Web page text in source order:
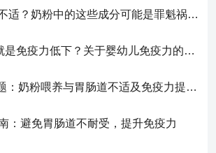
宝宝胃肠道不适？奶粉中的这些成分可能是罪魁祸首！
宝宝总生病就是免疫力低下？关于婴幼儿免疫力的真相，家长必须了解！
宝宝喂养难题：奶粉喂养与胃肠道不适及免疫力提升的奥秘
：避免胃肠道不耐受，提升免疫力